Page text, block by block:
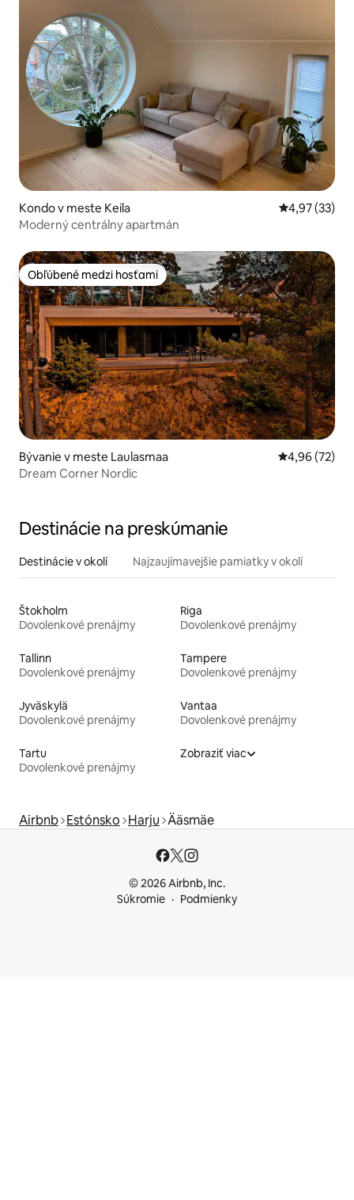
Kondo v meste Keila Priemerné
4,97 (33)
Moderný centrálny apartmán
Obľúbené medzi hosťami
Obľúbené medzi hosťami
Bývanie v meste Laulasmaa Priemerné
4,96 (72)
Dream Corner Nordic
Destinácie na preskúmanie
Destinácie v okolí Najzaujímavejšie pamiatky v okolí
Štokholm
Dovolenkové prenájmy
Riga
Dovolenkové prenájmy
Tallinn
Dovolenkové prenájmy
Tampere
Dovolenkové prenájmy
Jyväskylä
Dovolenkové prenájmy
Vantaa
Dovolenkové prenájmy
Tartu
Dovolenkové prenájmy
Zobraziť viac
Airbnb Estónsko Harju Ääsmäe
© 2026 Airbnb, Inc.
Súkromie
Podmienky